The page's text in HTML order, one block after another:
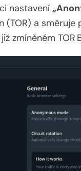
nastavení
a směruje
zmíněném TOR